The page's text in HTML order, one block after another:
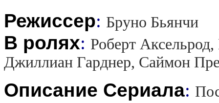
Режиссер: Бруно Бьянчи
В ролях: Роберт
Джиллиан Гарднер, Саймон
Описание Сериала: